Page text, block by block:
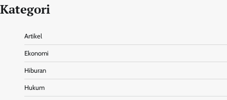
Kategori
Artikel
Ekonomi
Hiburan
Hukum